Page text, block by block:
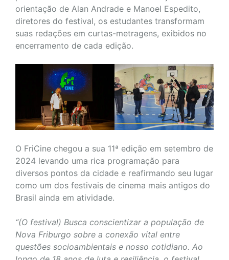
orientação de Alan Andrade e Manoel Espedito,
diretores do festival, os estudantes transformam
suas redações em curtas-metragens, exibidos no
encerramento de cada edição.
O FriCine chegou a sua 11ª edição em setembro de
2024 levando uma rica programação para
diversos pontos da cidade e reafirmando seu lugar
como um dos festivais de cinema mais antigos do
Brasil ainda em atividade.
“(O festival) Busca conscientizar a população de
Nova Friburgo sobre a conexão vital entre
questões socioambientais e nosso cotidiano. Ao